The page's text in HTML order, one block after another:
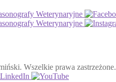
Weterynaryjne
Weterynaryjne
Wszelkie prawa zastrzeżone.